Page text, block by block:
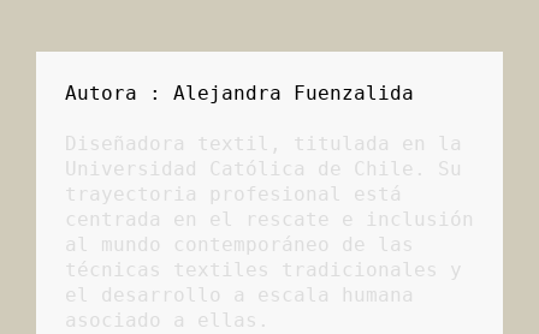
Autora : Alejandra Fuenzalida
Diseñadora textil, titulada en la
Universidad Católica de Chile. Su
trayectoria profesional está
centrada en el rescate e inclusión
al mundo contemporáneo de las
técnicas textiles tradicionales y
el desarrollo a escala humana
asociado a ellas.